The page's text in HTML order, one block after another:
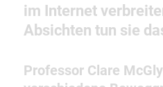
im Internet
Absichten tun sie
Professor Clare